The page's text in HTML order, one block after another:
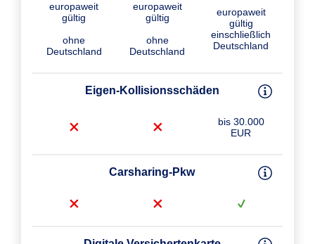
europaweit
gültig
ohne
Deutschland
europaweit
gültig
ohne
Deutschland
europaweit
gültig
einschließlich
Deutschland
Eigen-Kollisions­schäden
bis 30.000
EUR
Carsharing-Pkw